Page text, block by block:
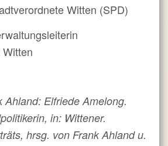
Witten (SPD)
Ahland: Elfriede Amelong.
in: Wittener.
hrsg. von Frank Ahland u.